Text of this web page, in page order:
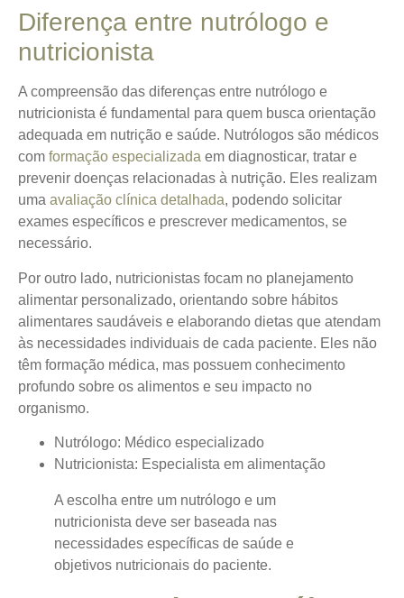
Diferença entre nutrólogo e
nutricionista
A compreensão das diferenças entre nutrólogo e
nutricionista é fundamental para quem busca orientação
adequada em nutrição e saúde. Nutrólogos são médicos
com formação especializada em diagnosticar, tratar e
prevenir doenças relacionadas à nutrição. Eles realizam
uma avaliação clínica detalhada, podendo solicitar
exames específicos e prescrever medicamentos, se
necessário.
Por outro lado, nutricionistas focam no planejamento
alimentar personalizado, orientando sobre hábitos
alimentares saudáveis e elaborando dietas que atendam
às necessidades individuais de cada paciente. Eles não
têm formação médica, mas possuem conhecimento
profundo sobre os alimentos e seu impacto no
organismo.
Nutrólogo: Médico especializado
Nutricionista: Especialista em alimentação
A escolha entre um nutrólogo e um
nutricionista deve ser baseada nas
necessidades específicas de saúde e
objetivos nutricionais do paciente.